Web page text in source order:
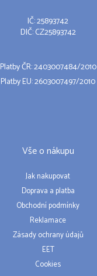
IČ: 25893742
DIČ: CZ25893742
Platby ČR: 2403007484/2010
Platby EU: 2603007497/2010
Vše o nákupu
Jak nakupovat
Doprava a platba
Obchodní podmínky
Reklamace
Zásady ochrany údajů
EET
Cookies